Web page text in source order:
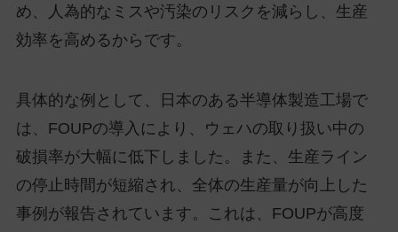
め、人為的なミスや汚染のリスクを減らし、生産
効率を高めるからです。
具体的な例として、日本のある半導体製造工場で
は、FOUPの導入により、ウェハの取り扱い中の
破損率が大幅に低下しました。また、生産ライン
の停止時間が短縮され、全体の生産量が向上した
事例が報告されています。これは、FOUPが高度